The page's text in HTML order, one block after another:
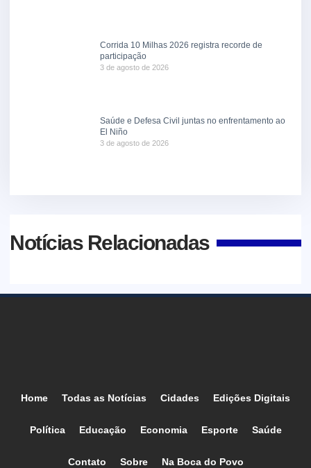
Corrida 10 Milhas 2026 registra recorde de
participação
3 de agosto de 2026
Saúde e Defesa Civil juntas no enfrentamento ao
El Niño
3 de agosto de 2026
Notícias Relacionadas
Home Todas as Notícias Cidades Edições Digitais
Política Educação Economia Esporte Saúde
Contato Sobre Na Boca do Povo